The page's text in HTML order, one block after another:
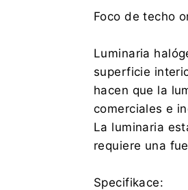
Fabricante:
Importador:
Foco de techo
Luminaria
superficie
hacen que la
comerciales e
La luminaria
requiere una
Specifikace: